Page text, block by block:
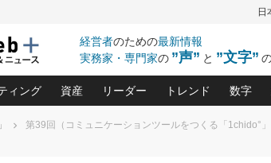
日
経営者のための最新情報
実務家・専門家の ”声” と ”文字”
り」戦略(96)
ィング 資産 リーダー トレンド 数字
第39回（コミュニケーションツールをつくる「1chido°」